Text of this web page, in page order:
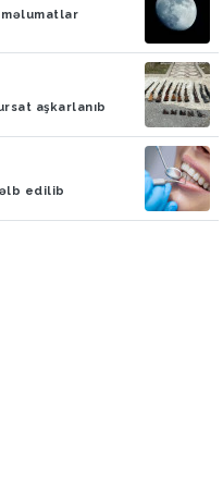
məlumatlar
aşkarlanıb
edilib